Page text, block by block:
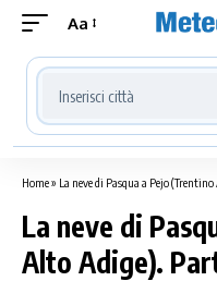
Aa
Cerca località meteo
Home» La neve di Pasqua a Pejo
La neve di
Alto Adige).